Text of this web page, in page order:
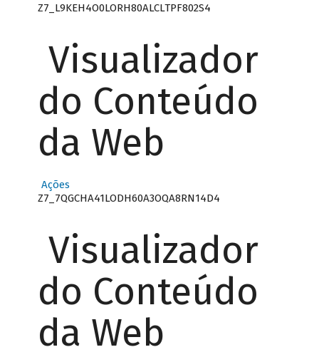
Z7_L9KEH4O0LORH80ALCLTPF802S4
Visualizador
do Conteúdo
da Web
Ações
Z7_7QGCHA41LODH60A3OQA8RN14D4
Visualizador
do Conteúdo
da Web